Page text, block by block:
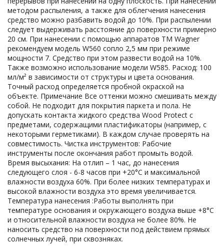
методом распыления, а также для облегчения нанесения
средство можно разбавить водой до 10%. При распылении
следует выдерживать расстояние до поверхности примерно
20 см. При нанесении с помощью аппаратов ТМ Wagner
рекомендуем модель W560 сопло 2,5 мм при режиме
мощности 7. Средство при этом развести водой на 10%.
Также возможно использование модели W585. Расход: 100
мл/м² в зависимости от структуры и цвета основания.
Точный расход определяется пробной окраской на
объекте. Примечание Все оттенки можно смешивать между
собой. Не подходит для покрытия паркета и пола. Не
допускать контакта жидкого средства Wood Protect с
предметами, содержащими пластификаторы (например, с
некоторыми герметиками). В каждом случае проверять на
совместимость. Чистка инструментов: Рабочие
инструменты после окончания работ промыть водой.
Время высыхания: На отлип – 1 час, до нанесения
следующего слоя - 6-8 часов при +20°С и максимальной
влажности воздуха 60%. При более низких температурах и
высокой влажности воздуха это время увеличивается.
Температура нанесения :Работы выполнять при
температуре основания и окружающего воздуха выше +8°С
и относительной влажности воздуха не более 80%. Не
наносить средство на поверхности под действием прямых
солнечных лучей, при сквозняках.